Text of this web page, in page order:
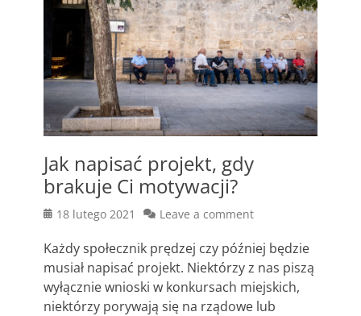
Jak napisać projekt, gdy
brakuje Ci motywacji?
Posted
18 lutego 2021 Leave a comment
Każdy społecznik prędzej czy później będzie
musiał napisać projekt. Niektórzy z nas piszą
wyłącznie wnioski w konkursach miejskich,
niektórzy porywają się na rządowe lub